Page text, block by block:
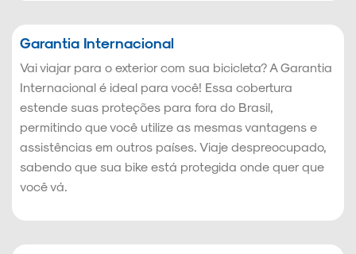
Garantia Internacional
Vai viajar para o exterior com sua bicicleta? A Garantia
Internacional é ideal para você! Essa cobertura
estende suas proteções para fora do Brasil,
permitindo que você utilize as mesmas vantagens e
assistências em outros países. Viaje despreocupado,
sabendo que sua bike está protegida onde quer que
você vá.